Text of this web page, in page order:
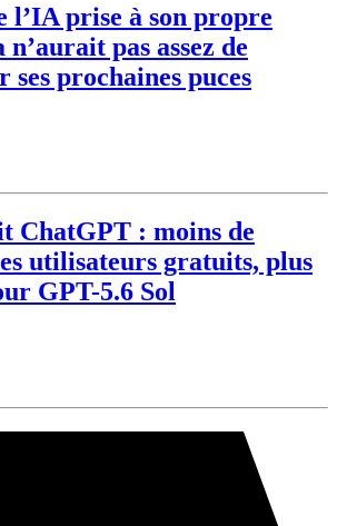
l’IA prise à son propre
pas assez de
ses prochaines puces
ChatGPT : moins de
utilisateurs gratuits, plus
GPT-5.6 Sol